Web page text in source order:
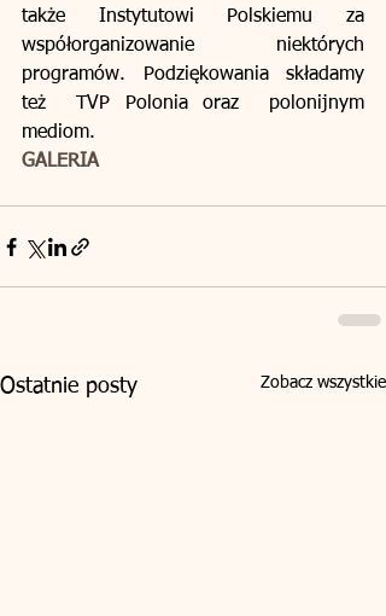
także Instytutowi Polskiemu za
współorganizowanie niektórych
programów. Podziękowania składamy
też  TVP Polonia oraz  polonijnym
mediom.
GALERIA
Ostatnie posty Zobacz wszystkie